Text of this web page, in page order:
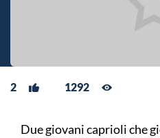
2 1292
Due giovani caprioli che